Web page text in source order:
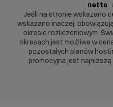
netto
Jeśli na stronie wskazano
wskazano inaczej,
okresie rozliczeniowym.
okresach jest możliwe w
pozostałych planów
promocyjna jest